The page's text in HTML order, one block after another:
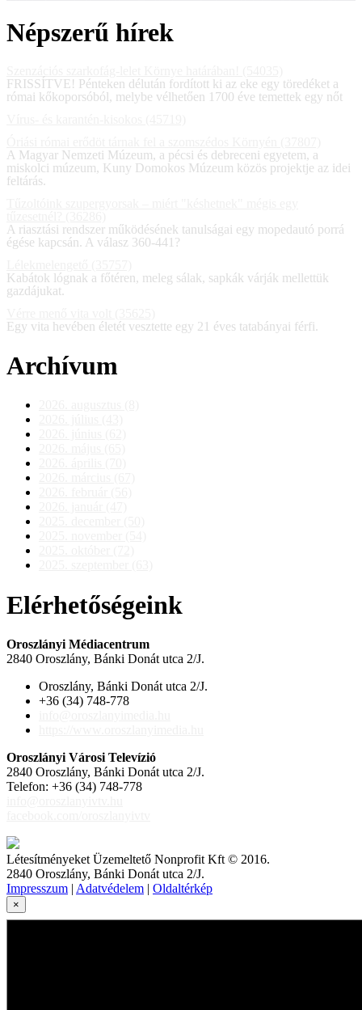
Népszerű hírek
FRISSÍTVE! Pénteken délután fordított ki az eke egy töredéket a
római kőkoporsóból, melybe vélhetően 1700 éve temettek egy nőt
A Magyar Nemzeti Múzeum, a pécsi és debreceni egyetem, a
miskolci múzeum, Kuny Domokos Múzeum közös projektje az idei
feltárás.
A riasztási rendszer működésének tanulságai egy mopedautó porrá
égése kapcsán. A válasz 360-441?
Kabátok lógnak a főtéren, meleg sálak, sapkák várják mellettük
gazdájukat.
Egy vita hevében életét vesztette egy 21 éves tatabányai férfi.
Archívum
Elérhetőségeink
Oroszlányi Médiacentrum
2840 Oroszlány, Bánki Donát utca 2/J.
Oroszlány, Bánki Donát utca 2/J.
+36 (34) 748-778
Oroszlányi Városi Televízió
2840 Oroszlány, Bánki Donát utca 2/J.
Telefon: +36 (34) 748-778
Létesítményeket Üzemeltető Nonprofit Kft © 2016.
2840 Oroszlány, Bánki Donát utca 2/J.
Impresszum | Adatvédelem | Oldaltérkép
×